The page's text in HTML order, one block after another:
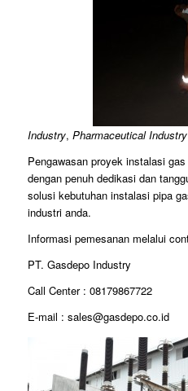
Industry, Pharmaceutical Industry
Pengawasan proyek instalasi
dengan penuh dedikasi dan
solusi kebutuhan instalasi pipa
industri anda.
Informasi pemesanan melalui
PT. Gasdepo Industry
Call Center : 08179867722
E-mail : sales@gasdepo.co.id